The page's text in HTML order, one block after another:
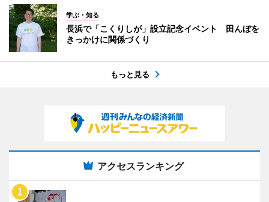
学ぶ・知る
長浜で「こくりしが」設立記念イベント 田んぼを
きっかけに関係づくり
もっと見る
アクセスランキング